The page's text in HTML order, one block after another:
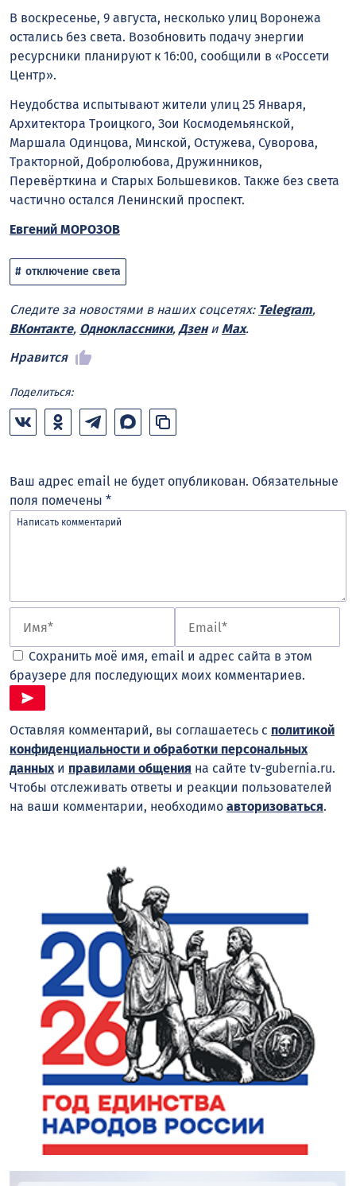
В воскресенье, 9 августа, несколько улиц Воронежа
остались без света. Возобновить подачу энергии
ресурсники планируют к 16:00, сообщили в «Россети
Центр».
Неудобства испытывают жители улиц 25 Января,
Архитектора Троицкого, Зои Космодемьянской,
Маршала Одинцова, Минской, Остужева, Суворова,
Тракторной, Добролюбова, Дружинников,
Перевёрткина и Старых Большевиков. Также без света
частично остался Ленинский проспект.
Евгений МОРОЗОВ
отключение света
Следите за новостями в наших соцсетях: Telegram,
ВКонтакте, Одноклассники, Дзени Max.
Нравится
Поделиться:
Ваш адрес email не будет опубликован. Обязательные
поля помечены *
Сохранить моё имя, email и адрес сайта в этом
браузере для последующих моих комментариев.
Оставляя комментарий, вы соглашаетесь с политикой
конфиденциальности и обработки персональных
данныхи правилами общения на сайте tv-gubernia.ru.
Чтобы отслеживать ответы и реакции пользователей
на ваши комментарии, необходимо авторизоваться.